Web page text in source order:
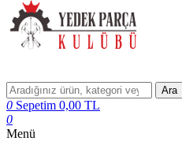
Ara
0 Sepetim 0,00 TL
0
Menü